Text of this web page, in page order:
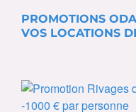
PROMOTIONS
VOS LOCATIONS